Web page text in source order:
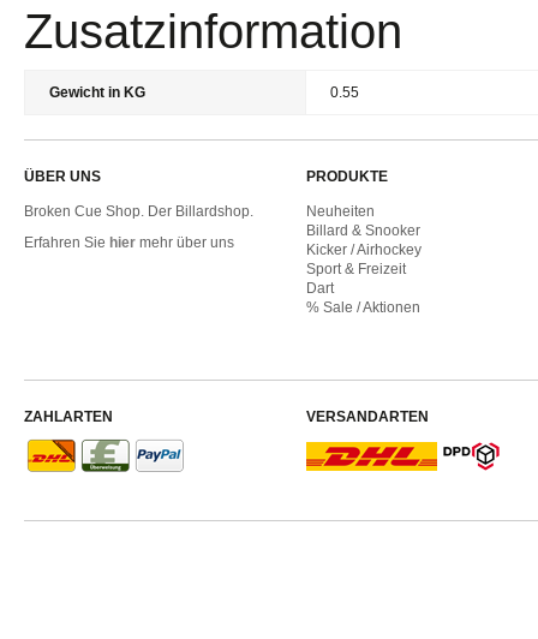
Zusatzinformation
Gewicht in KG 0.55
ÜBER UNS
Broken Cue Shop. Der Billardshop.
Erfahren Sie hier mehr über uns
PRODUKTE
Neuheiten
Billard & Snooker
Kicker / Airhockey
Sport & Freizeit
Dart
% Sale / Aktionen
ZAHLARTEN VERSANDARTEN